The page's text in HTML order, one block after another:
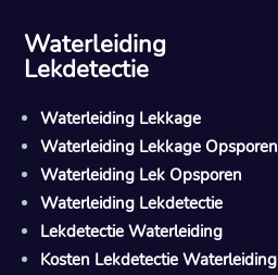
Waterleiding
Lekdetectie
Waterleiding Lekkage
Waterleiding Lekkage Opsporen
Waterleiding Lek Opsporen
Waterleiding Lekdetectie
Lekdetectie Waterleiding
Kosten Lekdetectie Waterleiding